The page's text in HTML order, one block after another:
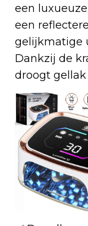
een
een
gelijkmatige
Dankzij de
droogt gellak